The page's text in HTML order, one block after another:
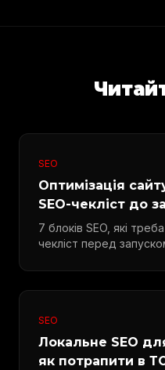
SEO
Оптимізація
SEO-чекліст до
7 блоків SEO, які
чекліст перед
SEO
Локальне SEO
як потрапити в